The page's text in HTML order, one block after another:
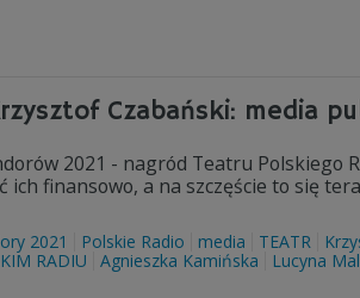
Czabański: media
2021 - nagród Teatru Polskiego
ich finansowo, a na szczęście to się
2021 Polskie Radio media TEATR
RADIU Agnieszka Kamińska Lucyna